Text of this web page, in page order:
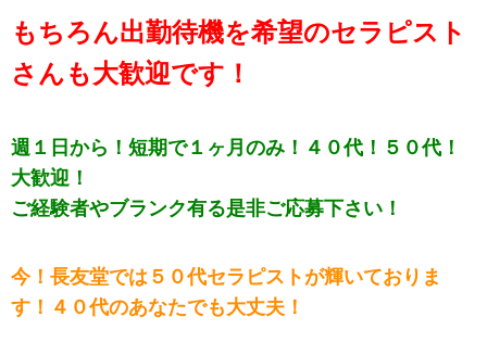
もちろん出勤待機を希望のセラピスト
さんも大歓迎です！
週１日から！短期で１ヶ月のみ！４０代！５０代！
大歓迎！
ご経験者やブランク有る是非ご応募下さい！
今！長友堂では５０代セラピストが輝いておりま
す！４０代のあなたでも大丈夫！